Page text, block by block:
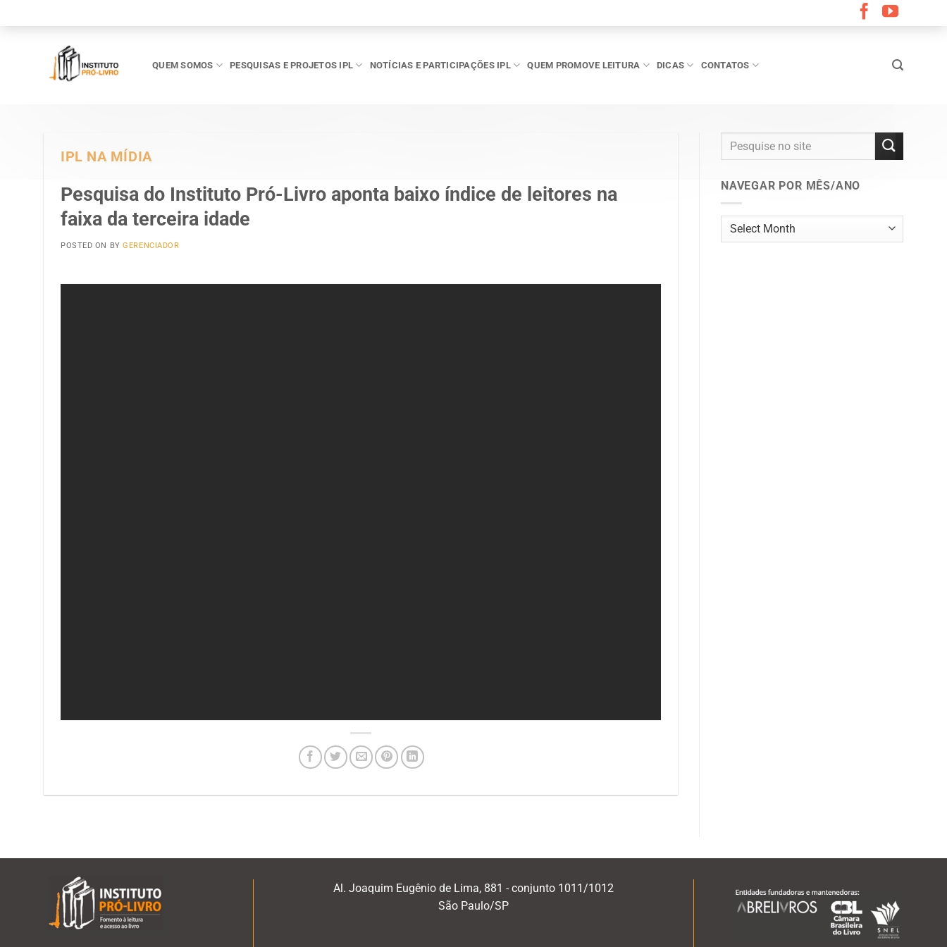
QUEM SOMOS PESQUISAS E PROJETOS IPL NOTÍCIAS E PARTICIPAÇÕES IPL QUEM PROMOVE LEITURA DICAS CONTATOS
IPL NA MÍDIA
Pesquisa do Instituto Pró-Livro aponta baixo índice de leitores na
faixa da terceira idade
POSTED ON BYGERENCIADOR
NAVEGAR POR MÊS/ANO
Navegar
por
Al. Joaquim Eugênio de Lima, 881 - conjunto 1011/1012
São Paulo/SP